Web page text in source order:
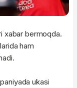
xabar bermoqda.
ham
ukasi